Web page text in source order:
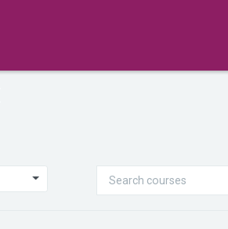
Search courses